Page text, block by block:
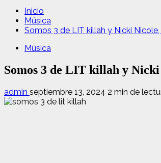
Inicio
Música
Somos 3 de LIT killah y Nicki
Música
Somos 3 de LIT killah y
admin septiembre 13, 2024 2 min de